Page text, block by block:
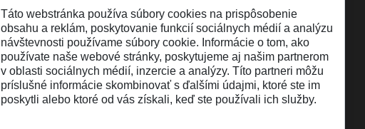
Táto webstránka používa súbory cookies na prispôsobenie
obsahu a reklám, poskytovanie funkcií sociálnych médií a analýzu
návštevnosti používame súbory cookie. Informácie o tom, ako
používate naše webové stránky, poskytujeme aj našim partnerom
v oblasti sociálnych médií, inzercie a analýzy. Títo partneri môžu
príslušné informácie skombinovať s ďalšími údajmi, ktoré ste im
poskytli alebo ktoré od vás získali, keď ste používali ich služby.